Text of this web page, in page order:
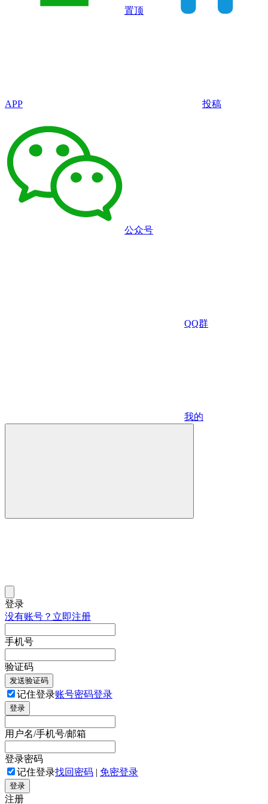
置顶
APP 投稿
公众号
QQ群
我的
登录
没有账号？立即注册
手机号
验证码
发送验证码
记住登录账号密码登录
登录
用户名/手机号/邮箱
登录密码
记住登录找回密码 | 免密登录
登录
注册